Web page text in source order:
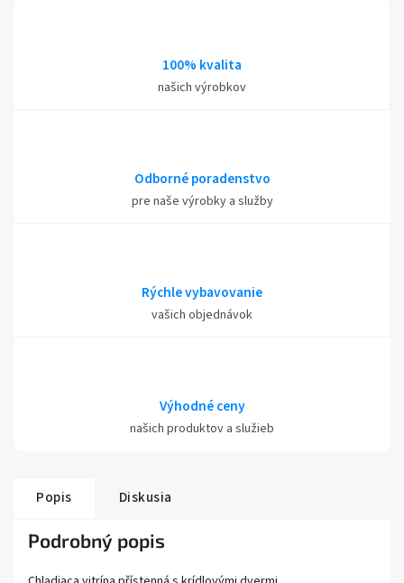
100% kvalita
našich výrobkov
Odborné poradenstvo
pre naše výrobky a služby
Rýchle vybavovanie
vašich objednávok
Výhodné ceny
našich produktov a služieb
Popis Diskusia
Podrobný popis